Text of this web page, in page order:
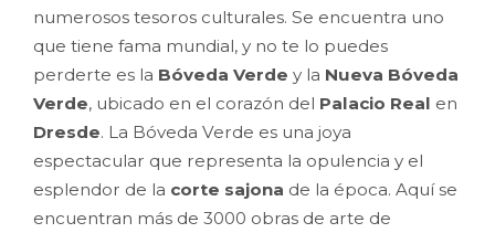
numerosos tesoros culturales. Se encuentra uno
que tiene fama mundial, y no te lo puedes
perderte es la Bóveda Verde y la Nueva Bóveda
Verde, ubicado en el corazón del Palacio Real en
Dresde. La Bóveda Verde es una joya
espectacular que representa la opulencia y el
esplendor de la corte sajona de la época. Aquí se
encuentran más de 3000 obras de arte de